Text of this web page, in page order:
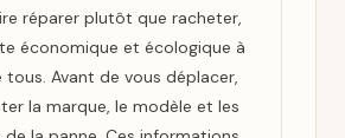
réparer plutôt que racheter,
économique et écologique à
Avant de vous déplacer,
la marque, le modèle et les